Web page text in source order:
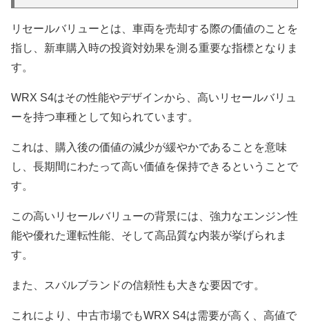
リセールバリューとは、車両を売却する際の価値のことを
指し、新車購入時の投資対効果を測る重要な指標となりま
す。
WRX S4はその性能やデザインから、高いリセールバリュ
ーを持つ車種として知られています。
これは、購入後の価値の減少が緩やかであることを意味
し、長期間にわたって高い価値を保持できるということで
す。
この高いリセールバリューの背景には、強力なエンジン性
能や優れた運転性能、そして高品質な内装が挙げられま
す。
また、スバルブランドの信頼性も大きな要因です。
これにより、中古市場でもWRX S4は需要が高く、高値で